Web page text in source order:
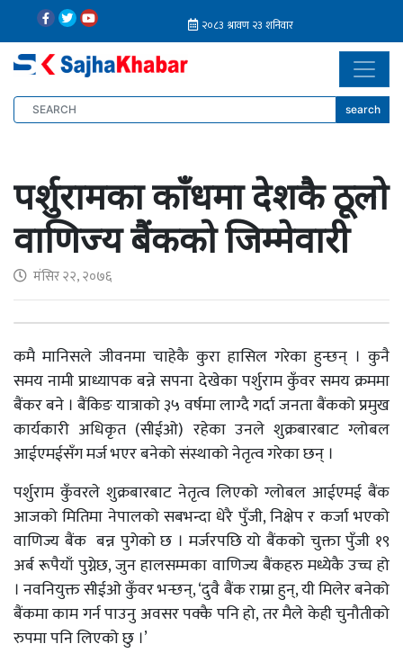
search
पर्शुरामका काँधमा देशकै ठूलो
वाणिज्य बैंकको जिम्मेवारी
मंसिर २२, २०७६
कमै मानिसले जीवनमा चाहेकै कुरा हासिल गरेका हुन्छन् । कुनै
समय नामी प्राध्यापक बन्ने सपना देखेका पर्शुराम कुँवर समय क्रममा
बैंकर बने । बैंकिङ यात्राको ३५ वर्षमा लाग्दै गर्दा जनता बैंकको प्रमुख
कार्यकारी अधिकृत (सीईओ) रहेका उनले शुक्रबारबाट ग्लोबल
आईएमईसँग मर्ज भएर बनेको संस्थाको नेतृत्व गरेका छन् ।
पर्शुराम कुँवरले शुक्रबारबाट नेतृत्व लिएको ग्लोबल आईएमई बैंक
आजको मितिमा नेपालको सबभन्दा धेरै पुँजी, निक्षेप र कर्जा भएको
वाणिज्य बैंक बन्न पुगेकाे छ । मर्जरपछि यो बैंकको चुक्ता पुँजी १९
अर्ब रूपैयाँ पुग्नेछ, जुन हालसम्मका वाणिज्य बैंकहरु मध्येकै उच्च हो
। नवनियुक्त सीईओ कुँवर भन्छन्, ‘दुवै बैंक राम्रा हुन्, यी मिलेर बनेको
बैंकमा काम गर्न पाउनु अवसर पक्कै पनि हो, तर मैले केही चुनौतीको
रुपमा पनि लिएको छु ।’